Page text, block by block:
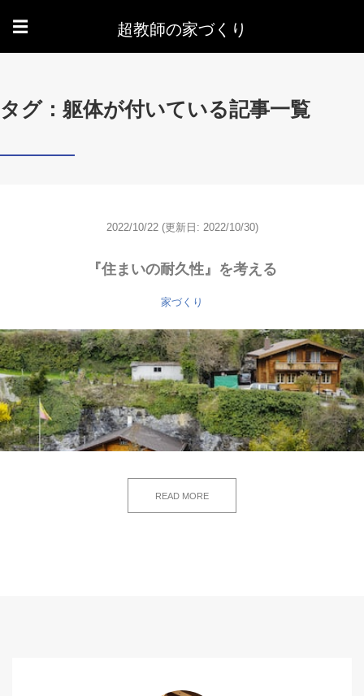
☰ 超教師の家づくり
タグ：躯体が付いている記事一覧
2022/10/22 (更新日: 2022/10/30)
『住まいの耐久性』を考える
家づくり
READ MORE